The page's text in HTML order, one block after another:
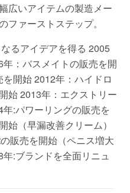
広いアイテムの製造メー
ファーストステップ。
るアイデアを得る 2005
：バスメイトの販売を開
開始 2012年：ハイドロ
始 2013年：エクストリー
:パワーリングの販売を
始（早漏改善クリーム）
販売を開始（ペニス増大
:ブランドを全面リニュ